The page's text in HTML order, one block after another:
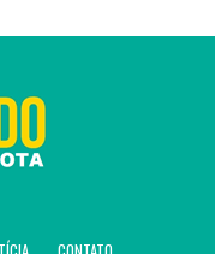
Hermes Klann
alguém